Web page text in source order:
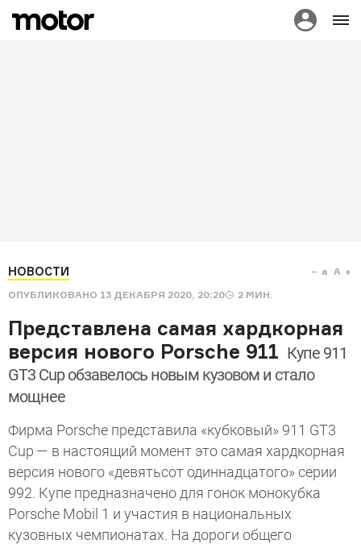
НОВОСТИ
ОПУБЛИКОВАНО 13 ДЕКАБРЯ 2020, 20:20 2 МИН.
a A
Представлена самая хардкорная
версия нового Porsche 911 Купе 911
GT3 Cup обзавелось новым кузовом и стало
мощнее
Фирма Porsche представила «кубковый» 911 GT3
Cup — в настоящий момент это самая хардкорная
версия нового «девятьсот одиннадцатого» серии
992. Купе предназначено для гонок монокубка
Porsche Mobil 1 и участия в национальных
кузовных чемпионатах. На дороги общего